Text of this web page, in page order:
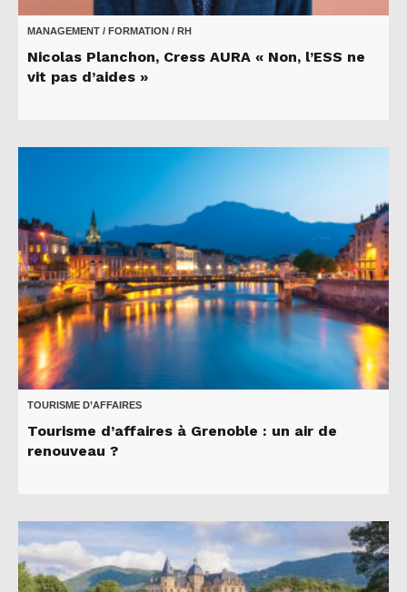
MANAGEMENT / FORMATION / RH
Nicolas Planchon, Cress AURA « Non, l’ESS ne
vit pas d’aides »
TOURISME D’AFFAIRES
Tourisme d’affaires à Grenoble : un air de
renouveau ?